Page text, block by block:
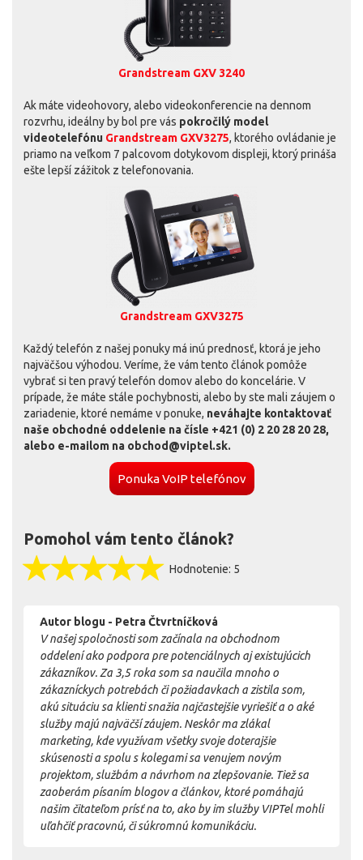
Grandstream GXV 3240
Ak máte videohovory, alebo videokonferencie na dennom
rozvrhu, ideálny by bol pre vás pokročilý model
videotelefónu Grandstream GXV3275, ktorého ovládanie je
priamo na veľkom 7 palcovom dotykovom displeji, ktorý prináša
ešte lepší zážitok z telefonovania.
Grandstream GXV3275
Každý telefón z našej ponuky má inú prednosť, ktorá je jeho
najväčšou výhodou. Veríme, že vám tento článok pomôže
vybrať si ten pravý telefón domov alebo do koncelárie. V
prípade, že máte stále pochybnosti, alebo by ste mali záujem o
zariadenie, ktoré nemáme v ponuke, neváhajte kontaktovať
naše obchodné oddelenie na čísle +421 (0) 2 20 28 20 28,
alebo e-mailom na obchod@viptel.sk.
Ponuka VoIP telefónov
Pomohol vám tento článok?
Hodnotenie: 5
Autor blogu - Petra Čtvrtníčková
V našej spoločnosti som začínala na obchodnom
oddelení ako podpora pre potenciálnych aj existujúcich
zákazníkov. Za 3,5 roka som sa naučila mnoho o
zákazníckych potrebách či požiadavkach a zistila som,
akú situáciu sa klienti snažia najčastejšie vyriešiť a o aké
služby majú najväčší záujem. Neskôr ma zlákal
marketing, kde využívam všetky svoje doterajšie
skúsenosti a spolu s kolegami sa venujem novým
projektom, službám a návrhom na zlepšovanie. Tiež sa
zaoberám písaním blogov a článkov, ktoré pomáhajú
našim čitateľom prísť na to, ako by im služby VIPTel mohli
uľahčiť pracovnú, či súkromnú komunikáciu.